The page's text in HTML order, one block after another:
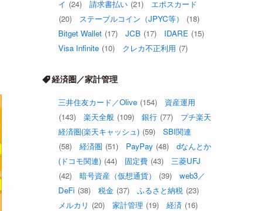
イ (24) 請求書払い (21)
エポスカード
(20)
ステーブルコイン（JPYC等）
(18)
Bitget Wallet (17) JCB (17) IDARE (15)
Visa Infinite (10) クレカ不正利用 (7)
経済圏／家計管理
三井住友カード／Olive (154)
資産運用
(143)
楽天全般 (109) 銀行 (77)
プチ楽天
経済圏(楽天キャッシュ) (59)
SBI関連
(58)
経済圏 (51) PayPay (48)
dなんとか
(ドコモ関連) (44) 固定費 (43)
三菱UFJ
(42)
暗号資産（仮想通貨） (39)
web3／
DeFi (38) 税金 (37) ふるさと納税 (23)
メルカリ (20) 家計管理 (19) 経済 (16)